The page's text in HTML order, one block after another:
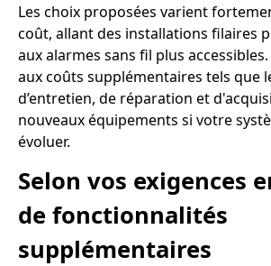
Les choix proposées varient
coût, allant des installations filaires
aux alarmes sans fil plus
aux coûts supplémentaires tels que
d’entretien, de réparation et
nouveaux équipements si votre
évoluer.
Selon vos exigences
de fonctionnalités
supplémentaires